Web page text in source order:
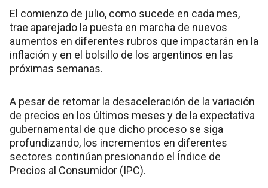
El comienzo de julio, como sucede en cada mes,
trae aparejado la puesta en marcha de nuevos
aumentos en diferentes rubros que impactarán en la
inflación y en el bolsillo de los argentinos en las
próximas semanas.
A pesar de retomar la desaceleración de la variación
de precios en los últimos meses y de la expectativa
gubernamental de que dicho proceso se siga
profundizando, los incrementos en diferentes
sectores continúan presionando el Índice de
Precios al Consumidor (IPC).